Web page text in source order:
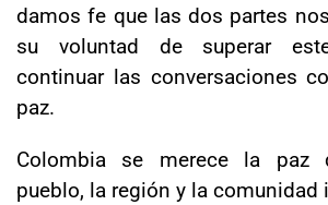
damos fe que las dos partes
su voluntad de superar
continuar las conversaciones
paz.
Colombia se merece la paz
pueblo, la región y la comunidad